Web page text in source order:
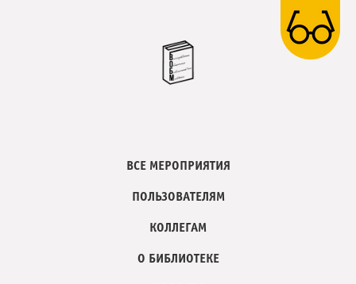
ВСЕ МЕРОПРИЯТИЯ
ПОЛЬЗОВАТЕЛЯМ
КОЛЛЕГАМ
О БИБЛИОТЕКЕ